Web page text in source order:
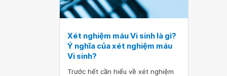
Xét nghiệm máu Vi sinh là gì?
Ý nghĩa của xét nghiệm máu
Vi sinh?
Trước hết cần hiểu về xét nghiệm